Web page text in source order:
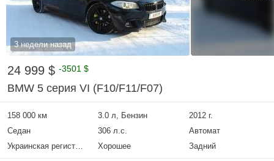
3 недели назад
24 999 $ -3501 $
BMW 5 серия VI (F10/F11/F07)
158 000 км 3.0 л, Бензин
2012 г.
Седан
306 л.с.
Автомат
Украинская регистрация
Хорошее Задний